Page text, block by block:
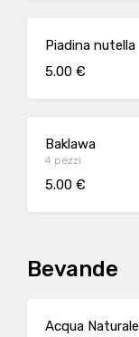
Piadina nutella
5.00 €
Baklawa
4 pezzi
5.00 €
Bevande
Acqua Naturale